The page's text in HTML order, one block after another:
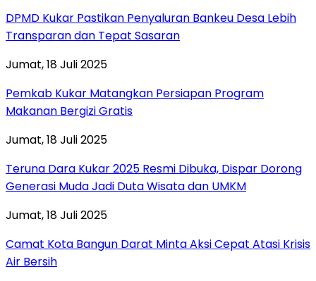
DPMD Kukar Pastikan Penyaluran Bankeu Desa Lebih
Transparan dan Tepat Sasaran
Jumat, 18 Juli 2025
Pemkab Kukar Matangkan Persiapan Program
Makanan Bergizi Gratis
Jumat, 18 Juli 2025
Teruna Dara Kukar 2025 Resmi Dibuka, Dispar Dorong
Generasi Muda Jadi Duta Wisata dan UMKM
Jumat, 18 Juli 2025
Camat Kota Bangun Darat Minta Aksi Cepat Atasi Krisis
Air Bersih